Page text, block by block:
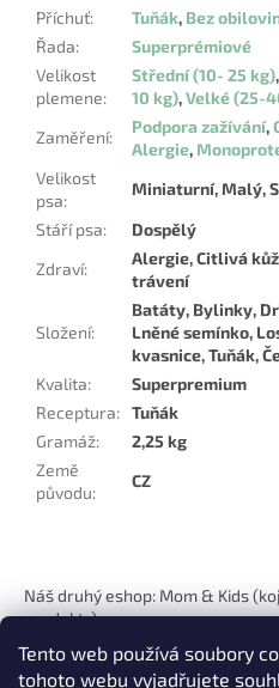
Tento web používá soubory
tohoto webu vyjadřujete
Příchuť: Tuňák, Bez
Řada:
Superprémiové
Velikost
plemene:
Střední (10- 25 kg),
10 kg),Velké (25-
Zaměření:
Podpora zažívání,
Alergie,
Velikost
psa:
Miniaturní, Malý,
Stáří psa:
Dospělý
Zdraví:
Alergie, Citlivá
trávení
Složení:
Batáty, Bylinky,
Lněné semínko,
kvasnice, Tuňák,
Kvalita:
Superpremium
Receptura: Tuňák
Gramáž:
2,25 kg
Země
původu:
CZ
p
Náš druhý eshop: Mom & Kids
produkty)